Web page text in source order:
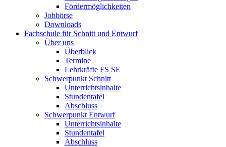
Fördermöglichkeiten
Jobbörse
Downloads
Fachschule für Schnitt und Entwurf
Über uns
Überblick
Termine
Lehrkräfte FS SE
Schwerpunkt Schnitt
Unterrichtsinhalte
Stundentafel
Abschluss
Schwerpunkt Entwurf
Unterrichtsinhalte
Stundentafel
Abschluss